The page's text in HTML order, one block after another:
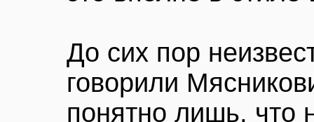
До сих пор
говорили
понятно лишь, что